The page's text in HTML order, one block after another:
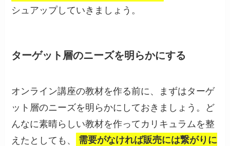
シュアップしていきましょう。
ターゲット層のニーズを明らかにする
オンライン講座の教材を作る前に、まずはターゲ
ット層のニーズを明らかにしておきましょう。ど
んなに素晴らしい教材を作ってカリキュラムを整
えたとしても、
需要がなければ販売には繋がりに